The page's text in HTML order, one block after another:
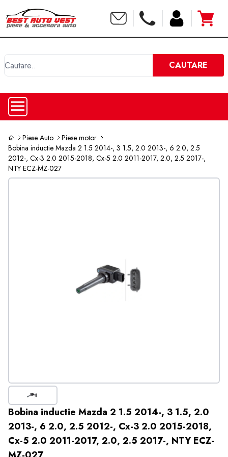
CAUTARE
Piese Auto
Piese motor
Bobina inductie Mazda 2 1.5 2014-, 3 1.5, 2.0 2013-, 6 2.0, 2.5
2012-, Cx-3 2.0 2015-2018, Cx-5 2.0 2011-2017, 2.0, 2.5 2017-,
NTY ECZ-MZ-027
Bobina inductie Mazda 2 1.5 2014-, 3 1.5, 2.0
2013-, 6 2.0, 2.5 2012-, Cx-3 2.0 2015-2018,
Cx-5 2.0 2011-2017, 2.0, 2.5 2017-, NTY ECZ-